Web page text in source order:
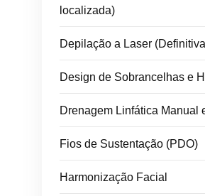
localizada)
Depilação a Laser
Design de Sobrancelhas e
Drenagem Linfática Manual
Fios de Sustentação (PDO)
Harmonização Facial